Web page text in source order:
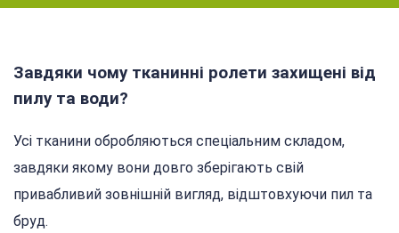
Завдяки чому тканинні ролети захищені від
пилу та води?
Усі тканини обробляються спеціальним складом,
завдяки якому вони довго зберігають свій
привабливий зовнішній вигляд, відштовхуючи пил та
бруд.